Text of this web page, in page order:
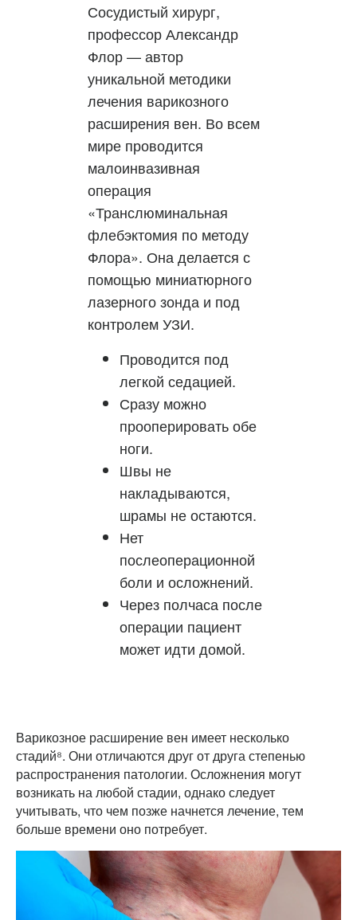
Сосудистый хирург,
профессор Александр
Флор — автор
уникальной методики
лечения варикозного
расширения вен. Во всем
мире проводится
малоинвазивная
операция
«Транслюминальная
флебэктомия по методу
Флора». Она делается с
помощью миниатюрного
лазерного зонда и под
контролем УЗИ.
Проводится под
легкой седацией.
Сразу можно
прооперировать обе
ноги.
Швы не
накладываются,
шрамы не остаются.
Нет
послеоперационной
боли и осложнений.
Через полчаса после
операции пациент
может идти домой.
Варикозное расширение вен имеет несколько
стадий⁸. Они отличаются друг от друга степенью
распространения патологии. Осложнения могут
возникать на любой стадии, однако следует
учитывать, что чем позже начнется лечение, тем
больше времени оно потребует.